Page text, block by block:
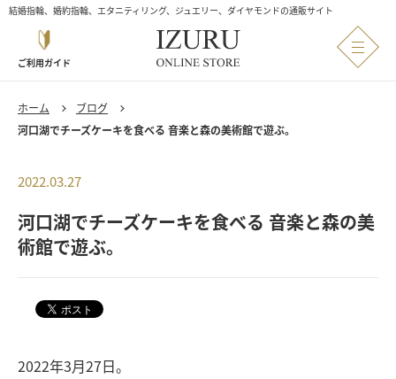
結婚指輪、婚約指輪、エタニティリング、ジュエリー、ダイヤモンドの通販サイト
ご利用ガイド
ホーム
ブログ
河口湖でチーズケーキを食べる 音楽と森の美術館で遊ぶ。
2022.03.27
河口湖でチーズケーキを食べる 音楽と森の美
術館で遊ぶ。
2022年3月27日。